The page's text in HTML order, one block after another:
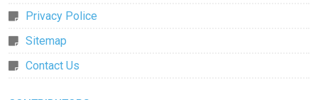
Privacy Police
Sitemap
Contact Us